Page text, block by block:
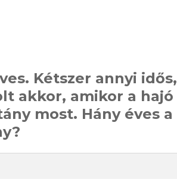
Kétszer annyi idős,
akkor, amikor a hajó
most. Hány éves a